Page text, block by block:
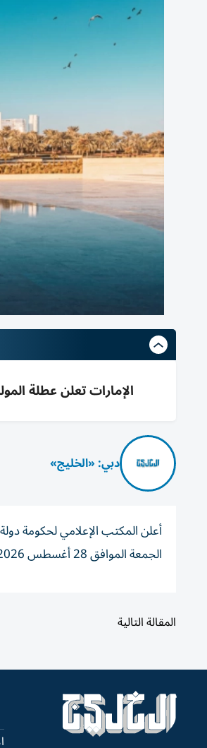
الإمارات تعلن عطلة المولد
دبي: «الخليج»
أعلن المكتب الإعلامي لحكومة
الجمعة الموافق 28 أغسطس 2026.
المقالة التالية